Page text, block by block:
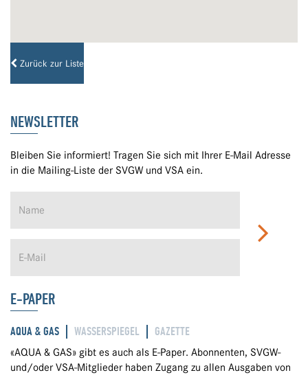
Zurück zur Liste
NEWSLETTER
Bleiben Sie informiert! Tragen Sie sich mit Ihrer E-Mail Adresse
in die Mailing-Liste der SVGW und VSA ein.
E-PAPER
AQUA & GAS WASSERSPIEGEL GAZETTE
«AQUA & GAS» gibt es auch als E-Paper. Abonnenten, SVGW-
und/oder VSA-Mitglieder haben Zugang zu allen Ausgaben von